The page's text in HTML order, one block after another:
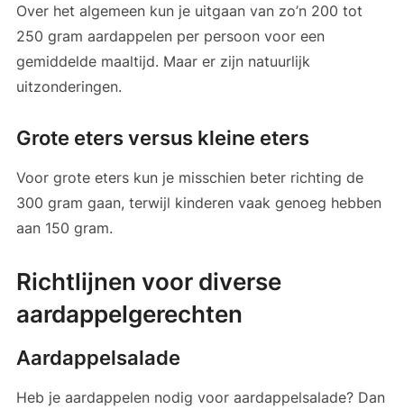
Over het algemeen kun je uitgaan van zo’n 200 tot
250 gram aardappelen per persoon voor een
gemiddelde maaltijd. Maar er zijn natuurlijk
uitzonderingen.
Grote eters versus kleine eters
Voor grote eters kun je misschien beter richting de
300 gram gaan, terwijl kinderen vaak genoeg hebben
aan 150 gram.
Richtlijnen voor diverse
aardappelgerechten
Aardappelsalade
Heb je aardappelen nodig voor aardappelsalade? Dan